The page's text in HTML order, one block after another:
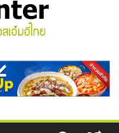
อนนี่
จับคู่แฟรน
พร้อม